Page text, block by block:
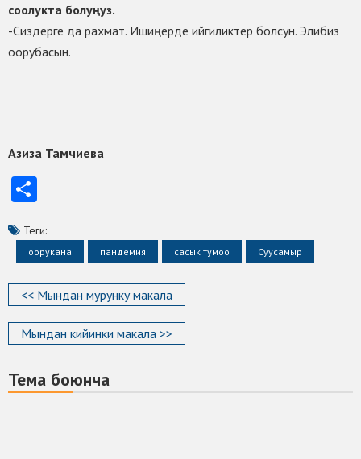
соолукта болуңуз.
-Сиздерге да рахмат. Ишиңерде ийгиликтер болсун. Элибиз
оорубасын.
Азиза Тамчиева
Теги:
оорукана пандемия сасык тумоо Суусамыр
<< Мындан мурунку макала
Мындан кийинки макала >>
Тема боюнча